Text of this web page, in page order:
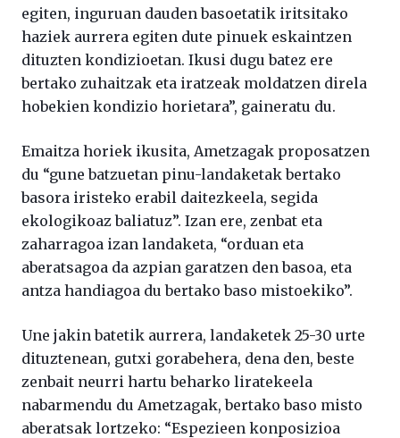
egiten, inguruan dauden basoetatik iritsitako
haziek aurrera egiten dute pinuek eskaintzen
dituzten kondizioetan. Ikusi dugu batez ere
bertako zuhaitzak eta iratzeak moldatzen direla
hobekien kondizio horietara”, gaineratu du.
Emaitza horiek ikusita, Ametzagak proposatzen
du “gune batzuetan pinu-landaketak bertako
basora iristeko erabil daitezkeela, segida
ekologikoaz baliatuz”. Izan ere, zenbat eta
zaharragoa izan landaketa, “orduan eta
aberatsagoa da azpian garatzen den basoa, eta
antza handiagoa du bertako baso mistoekiko”.
Une jakin batetik aurrera, landaketek 25-30 urte
dituztenean, gutxi gorabehera, dena den, beste
zenbait neurri hartu beharko liratekeela
nabarmendu du Ametzagak, bertako baso misto
aberatsak lortzeko: “Espezieen konposizioa